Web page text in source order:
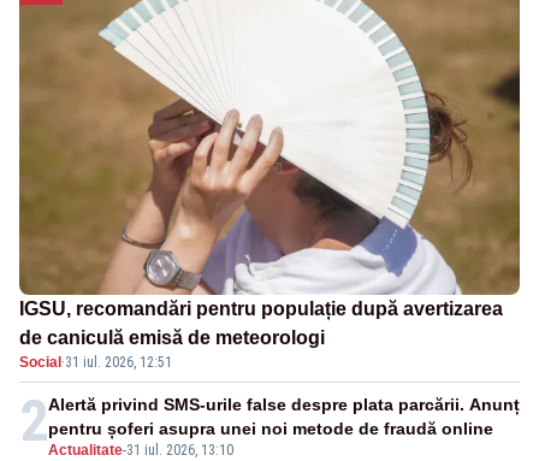
IGSU, recomandări pentru populație după avertizarea
de caniculă emisă de meteorologi
Social ·31 iul. 2026, 12:51
2Actualitate-31 iul. 2026, 13:10
Alertă privind SMS-urile false despre plata parcării. Anunț
pentru șoferi asupra unei noi metode de fraudă online